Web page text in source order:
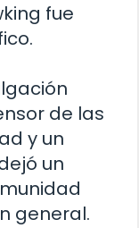
fue
de las
y un
un
general.